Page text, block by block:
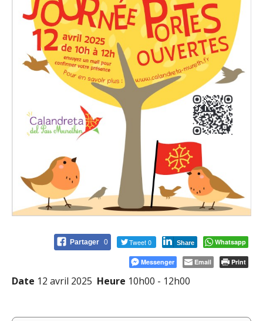
Partager 0 Tweet 0 Share Whatsapp
Messenger Email Print
Date 12 avril 2025 Heure 10h00 - 12h00